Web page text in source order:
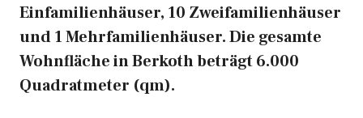
Einfamilienhäuser, 10 Zweifamilienhäuser
und 1 Mehrfamilienhäuser. Die gesamte
Wohnfläche in Berkoth beträgt 6.000
Quadratmeter (qm).